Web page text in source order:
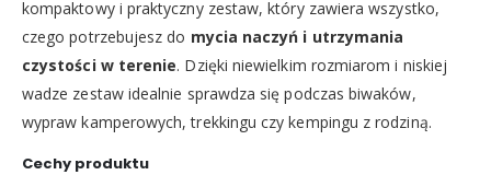
kompaktowy i praktyczny zestaw, który zawiera wszystko,
czego potrzebujesz do mycia naczyń i utrzymania
czystości w terenie. Dzięki niewielkim rozmiarom i niskiej
wadze zestaw idealnie sprawdza się podczas biwaków,
wypraw kamperowych, trekkingu czy kempingu z rodziną.
Cechy produktu